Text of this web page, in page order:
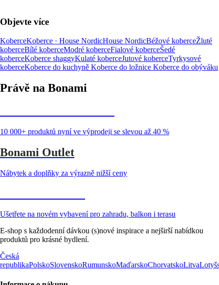
Objevte více
KoberceKoberce · House NordicHouse NordicBéžové koberceŽluté
koberceBílé koberceModré koberceFialové koberceŠedé
koberceKoberce shaggyKulaté koberceJutové koberceTyrkysové
koberceKoberce do kuchyně Koberce do ložnice Koberce do obýváku
Právě na Bonami
10 000+ produktů nyní ve výprodeji se slevou až 40 %
Bonami Outlet
Nábytek a doplňky za výrazně nižší ceny
Ušetřete na novém vybavení pro zahradu, balkon i terasu
E-shop s každodenní dávkou (s)nové inspirace a nejširší nabídkou
produktů pro krásné bydlení.
Česká
republikaPolskoSlovenskoRumunskoMaďarskoChorvatskoLitva